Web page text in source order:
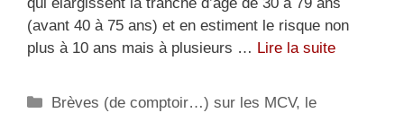
(avant 40 à 75 ans) et en estiment le risque non
plus à 10 ans mais à plusieurs … Lire la suite
Catégories
Brèves (de comptoir…) sur les MCV, le